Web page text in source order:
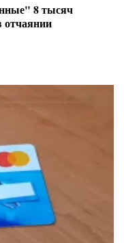
8 тысяч
отчаянии